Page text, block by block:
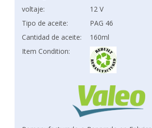
voltaje:
12 V
Tipo de aceite:
PAG 46
Cantidad de aceite:
160ml
Item Condition: